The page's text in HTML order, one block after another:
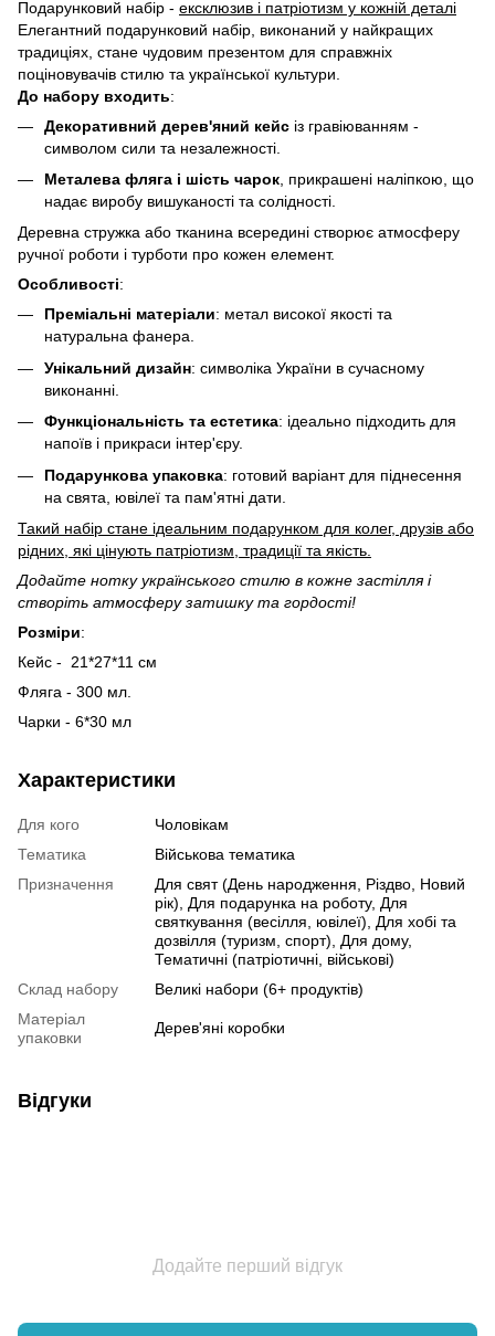
Подарунковий набір - ексклюзив і патріотизм у кожній деталі
Елегантний подарунковий набір, виконаний у найкращих
традиціях, стане чудовим презентом для справжніх
поціновувачів стилю та української культури.
До набору входить:
Декоративний дерев'яний кейс із гравіюванням -
символом сили та незалежності.
Металева фляга і шість чарок , прикрашені наліпкою, що
надає виробу вишуканості та солідності.
Деревна стружка або тканина всередині створює атмосферу
ручної роботи і турботи про кожен елемент.
Особливості:
Преміальні матеріали: метал високої якості та
натуральна фанера.
Унікальний дизайн: символіка України в сучасному
виконанні.
Функціональність та естетика: ідеально підходить для
напоїв і прикраси інтер'єру.
Подарункова упаковка: готовий варіант для піднесення
на свята, ювілеї та пам'ятні дати.
Такий набір стане ідеальним подарунком для колег, друзів або
рідних, які цінують патріотизм, традиції та якість.
Додайте нотку українського стилю в кожне застілля і
створіть атмосферу затишку та гордості!
Розміри:
Кейс - 21*27*11 см
Фляга - 300 мл.
Чарки - 6*30 мл
Характеристики
Для кого
Чоловікам
Тематика
Військова тематика
Призначення
Для свят (День народження, Різдво, Новий
рік), Для подарунка на роботу, Для
святкування (весілля, ювілеї), Для хобі та
дозвілля (туризм, спорт), Для дому,
Тематичні (патріотичні, військові)
Склад набору
Великі набори (6+ продуктів)
Матеріал
упаковки
Дерев'яні коробки
Відгуки
Додайте перший відгук